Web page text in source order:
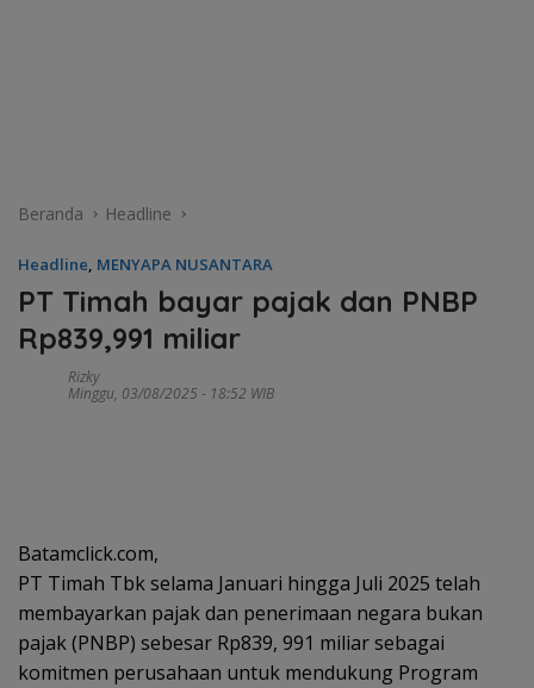
Beranda Headline
Headline, MENYAPA NUSANTARA
PT Timah bayar pajak dan PNBP
Rp839,991 miliar
Rizky
Minggu, 03/08/2025 - 18:52 WIB
Batamclick.com,
PT Timah Tbk selama Januari hingga Juli 2025 telah
membayarkan pajak dan penerimaan negara bukan
pajak (PNBP) sebesar Rp839, 991 miliar sebagai
komitmen perusahaan untuk mendukung Program